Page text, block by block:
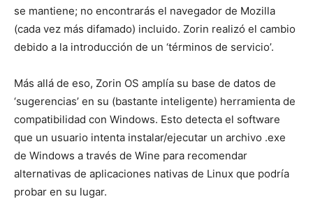
se mantiene; no encontrarás el navegador de Mozilla
(cada vez más difamado) incluido. Zorin realizó el cambio
debido a la introducción de un ‘términos de servicio’.
Más allá de eso, Zorin OS amplía su base de datos de
‘sugerencias’ en su (bastante inteligente) herramienta de
compatibilidad con Windows. Esto detecta el software
que un usuario intenta instalar/ejecutar un archivo .exe
de Windows a través de Wine para recomendar
alternativas de aplicaciones nativas de Linux que podría
probar en su lugar.